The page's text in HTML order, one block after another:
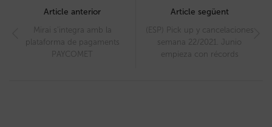
navigation
Article anterior
Mirai s’integra amb la
plataforma de pagaments
PAYCOMET
Article següent
(ESP) Pick up y cancelaciones
semana 22/2021. Junio
empieza con récords